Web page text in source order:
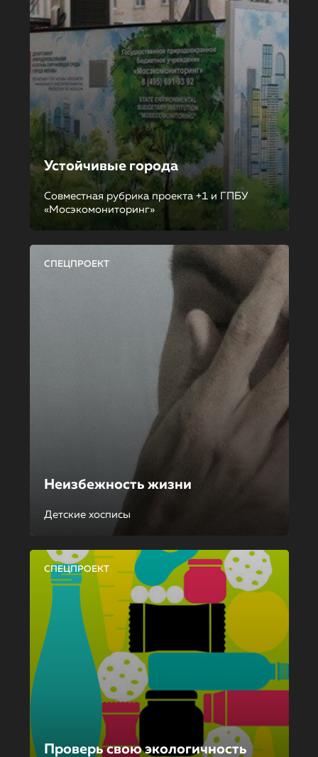
Устойчивые города
Совместная рубрика проекта +1 и ГПБУ
«Мосэкомониторинг»
СПЕЦПРОЕКТ
Неизбежность жизни
Детские хосписы
СПЕЦПРОЕКТ
Проверь свою экологичность